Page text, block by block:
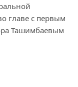
главе с первым
Ташимбаевым